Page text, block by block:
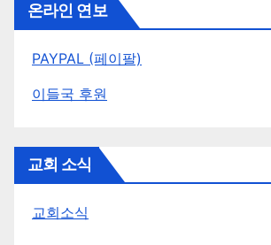
온라인 연보
PAYPAL (페이팔)
이들국 후원
교회 소식
교회소식